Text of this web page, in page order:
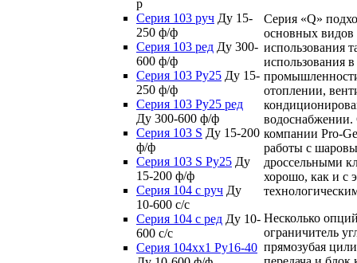
р
Серия 103 руч Ду 15-
250 ф/ф
Серия 103 ред Ду 300-
600 ф/ф
Серия 103 Ру25 Ду 15-
250 ф/ф
Серия 103 Ру25 ред
Ду 300-600 ф/ф
Серия 103 S Ду 15-200
ф/ф
Серия 103 S Ру25 Ду
15-200 ф/ф
Серия 104 с руч Ду
10-600 с/с
Серия 104 с ред Ду 10-
600 с/с
Серия 104xx1 Ру16-40
Серия «Q»
основных видов
использования
использования
отоплении,
водоснабжении.
компании Pro-
работы с
дроссельными
хорошо, как и с
Несколько
ограничитель
прямозубая